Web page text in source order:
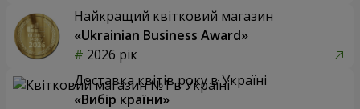
Найкращий квітковий магазин
«Ukrainian Business Award»
2026 рік
Доставка квітів року в Україні
«Вибір країни»